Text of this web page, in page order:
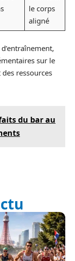
le corps
aligné
sur le
ressources
du bar au